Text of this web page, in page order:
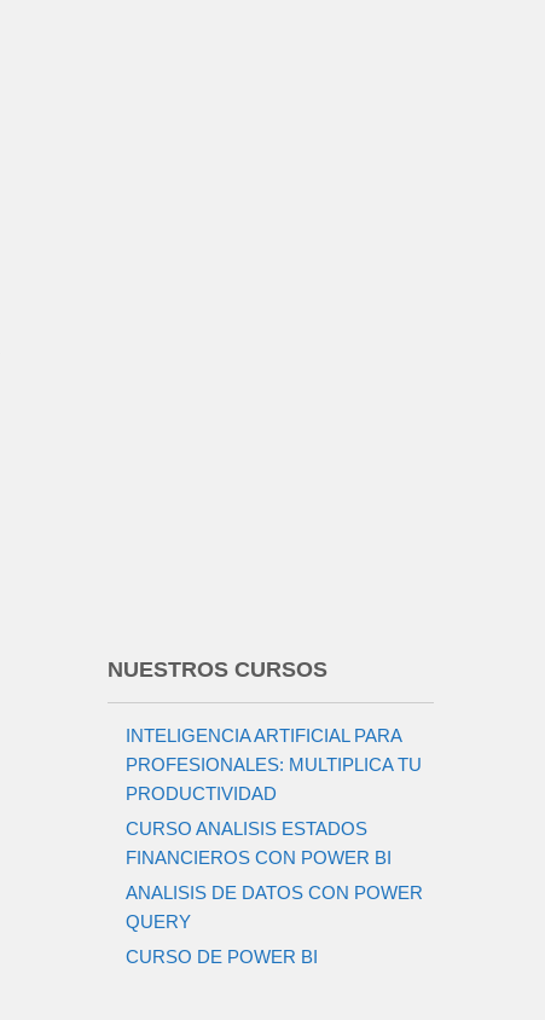
NUESTROS CURSOS
INTELIGENCIA ARTIFICIAL PARA
PROFESIONALES: MULTIPLICA TU
PRODUCTIVIDAD
CURSO ANALISIS ESTADOS
FINANCIEROS CON POWER BI
ANALISIS DE DATOS CON POWER
QUERY
CURSO DE POWER BI